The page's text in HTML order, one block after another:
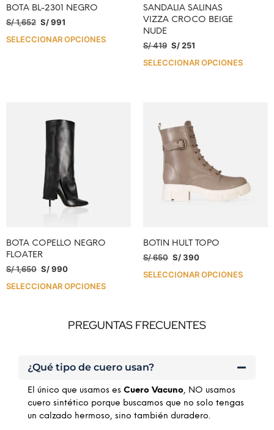
BOTA BL-2301 NEGRO
S/1,652 S/991
SELECCIONAR OPCIONES
SANDALIA SALINAS
VIZZA CROCO BEIGE
NUDE
S/419 S/251
SELECCIONAR OPCIONES
BOTA COPELLO NEGRO
FLOATER
S/1,650 S/990
SELECCIONAR OPCIONES
BOTIN HULT TOPO
S/650 S/390
SELECCIONAR OPCIONES
PREGUNTAS FRECUENTES
¿Qué tipo de cuero usan?
El único que usamos es Cuero Vacuno, NO usamos
cuero sintético porque buscamos que no solo tengas
un calzado hermoso, sino también duradero.